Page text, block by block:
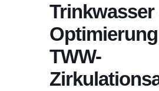
Trinkwasser
TWW-